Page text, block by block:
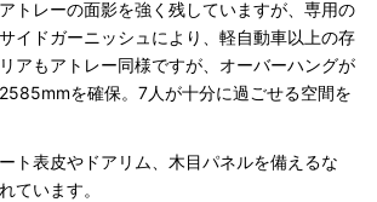
トレーの面影を強く残していますが、専用の
イドガーニッシュにより、軽自動車以上の存
アもアトレー同様ですが、オーバーハングが
を確保。7人が十分に過ごせる空間を
ト表皮やドアリム、木目パネルを備えるな
ています。